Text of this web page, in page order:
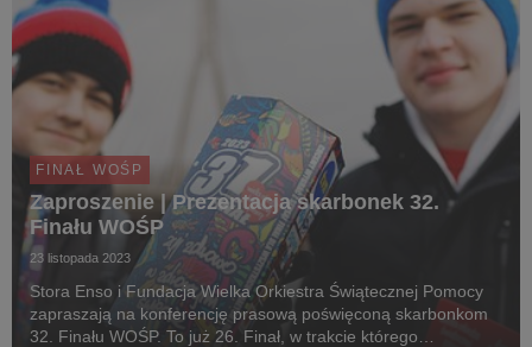
FINAŁ WOŚP
Zaproszenie | Prezentacja skarbonek 32.
Finału WOŚP
23 listopada 2023
Stora Enso i Fundacja Wielka Orkiestra Świątecznej Pomocy
zapraszają na konferencję prasową poświęconą skarbonkom
32. Finału WOŚP. To już 26. Finał, w trakcie którego